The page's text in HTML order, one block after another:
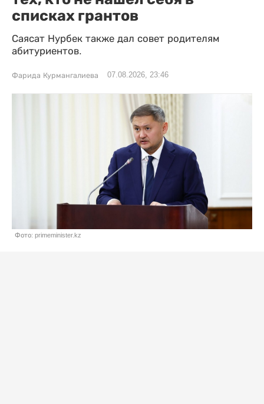
списках грантов
Саясат Нурбек также дал совет родителям
абитуриентов.
Фарида Курмангалиева 07.08.2026, 23:46
Фото: primeminister.kz